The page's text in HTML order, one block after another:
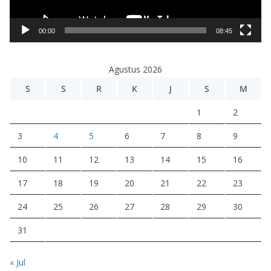
d
00:00 08:45
Agustus 2026
S
S R K J S M
1 2
3 4 5 6 7 8 9
10 11 12 13 14 15 16
17 18 19 20 21 22 23
24 25 26 27 28 29 30
31
« Jul